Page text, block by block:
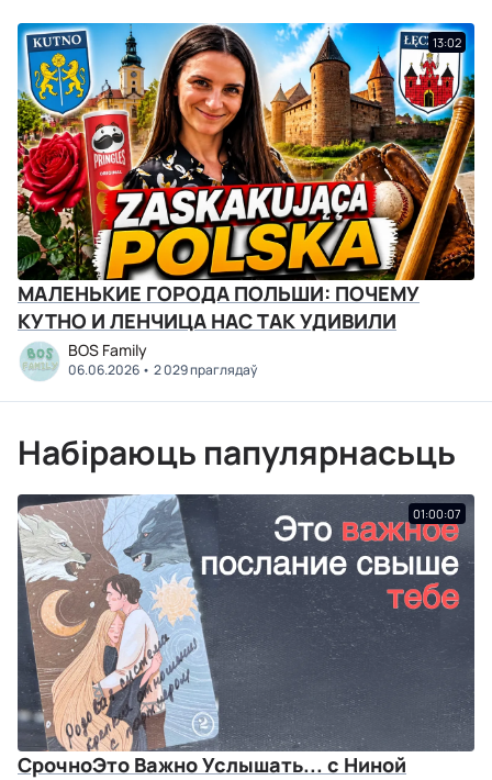
13:02
МАЛЕНЬКИЕ ГОРОДА ПОЛЬШИ: ПОЧЕМУ
КУТНО И ЛЕНЧИЦА НАС ТАК УДИВИЛИ
BOS Family
06.06.2026 2 029 праглядаў
Набіраюць папулярнасьць
01:00:07
СрочноЭто Важно Услышать... с Ниной